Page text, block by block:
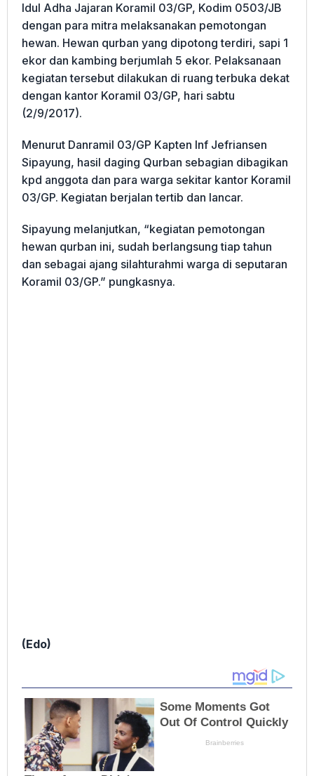
Idul Adha Jajaran Koramil 03/GP, Kodim 0503/JB
dengan para mitra melaksanakan pemotongan
hewan. Hewan qurban yang dipotong terdiri, sapi 1
ekor dan kambing berjumlah 5 ekor. Pelaksanaan
kegiatan tersebut dilakukan di ruang terbuka dekat
dengan kantor Koramil 03/GP, hari sabtu
(2/9/2017).
Menurut Danramil 03/GP Kapten Inf Jefriansen
Sipayung, hasil daging Qurban sebagian dibagikan
kpd anggota dan para warga sekitar kantor Koramil
03/GP. Kegiatan berjalan tertib dan lancar.
Sipayung melanjutkan, “kegiatan pemotongan
hewan qurban ini, sudah berlangsung tiap tahun
dan sebagai ajang silahturahmi warga di seputaran
Koramil 03/GP.” pungkasnya.
(Edo)